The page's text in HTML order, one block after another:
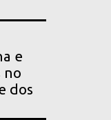
e
no
dos